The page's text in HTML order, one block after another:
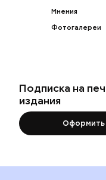
Мнения
Фотогалереи
Подписка на
издания
Оформить